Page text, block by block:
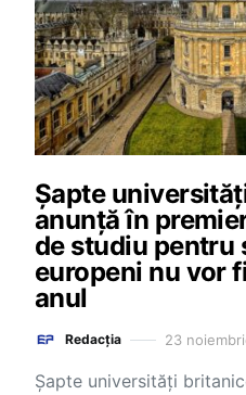
Șapte
anunță în
de studiu pentru
europeni nu vor
anul
Redacția 23
Șapte universități